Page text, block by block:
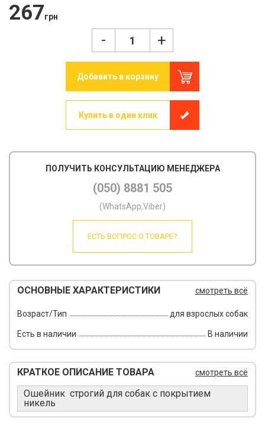
267грн
- +
Добавить в корзину
Купить в один клик
ПОЛУЧИТЬ КОНСУЛЬТАЦИЮ МЕНЕДЖЕРА
(050) 8881 505
(WhatsApp,Viber)
ЕСТЬ ВОПРОС О ТОВАРЕ?
ОСНОВНЫЕ ХАРАКТЕРИСТИКИ смотреть всё
Возраст/Тип для взрослых собак
Есть в наличии В наличии
КРАТКОЕ ОПИСАНИЕ ТОВАРА смотреть всё
Ошейник строгий для собак с покрытием
никель